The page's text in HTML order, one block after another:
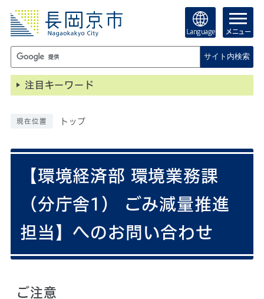
Language メニュー
サイト内検索
注目キーワード
現在位置 トップ
【環境経済部 環境業務課
（分庁舎1） ごみ減量推進
担当】へのお問い合わせ
ご注意